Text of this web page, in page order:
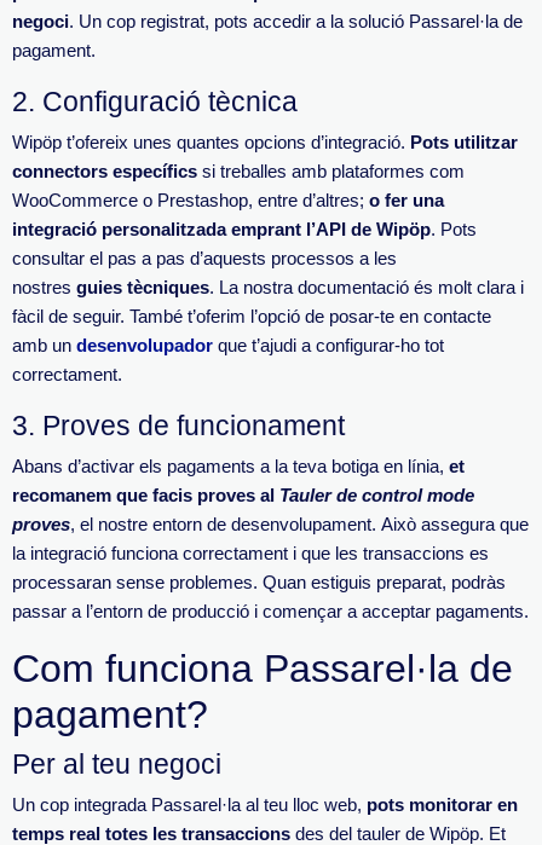
negoci. Un cop registrat, pots accedir a la solució Passarel·la de
pagament.
2. Configuració tècnica
Wipöp t’ofereix unes quantes opcions d’integració. Pots utilitzar
connectors específics si treballes amb plataformes com
WooCommerce o Prestashop, entre d’altres; o fer una
integració personalitzada emprant l’API de Wipöp. Pots
consultar el pas a pas d’aquests processos a les
nostres guies tècniques. La nostra documentació és molt clara i
fàcil de seguir. També t’oferim l’opció de posar-te en contacte
amb un desenvolupador que t’ajudi a configurar-ho tot
correctament.
3. Proves de funcionament
Abans d’activar els pagaments a la teva botiga en línia, et
recomanem que facis proves al Tauler de control mode
proves, el nostre entorn de desenvolupament. Això assegura que
la integració funciona correctament i que les transaccions es
processaran sense problemes. Quan estiguis preparat, podràs
passar a l’entorn de producció i començar a acceptar pagaments.
Com funciona Passarel·la de
pagament?
Per al teu negoci
Un cop integrada Passarel·la al teu lloc web, pots monitorar en
temps real totes les transaccions des del tauler de Wipöp. Et